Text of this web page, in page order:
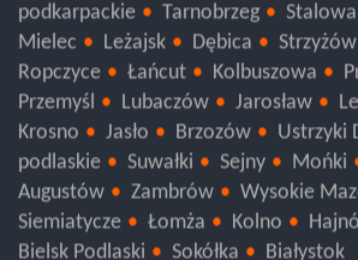
podkarpackie
Tarnobrzeg
Mielec
Leżajsk Dębica Strzyżów
Ropczyce
Łańcut Kolbuszowa
Przemyśl
Lubaczów Jarosław
Krosno
Jasło Brzozów
Ustrzyki
podlaskie
Suwałki Sejny Mońki
Augustów
Zambrów
Wysokie
Siemiatycze
Łomża Kolno
Bielsk Podlaski
Sokółka
Białystok